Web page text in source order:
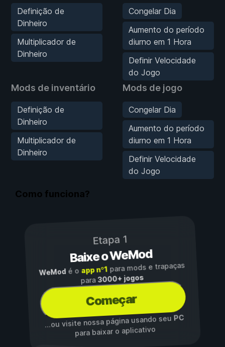
Definição de
Dinheiro
Multiplicador de
Dinheiro
Congelar Dia
Aumento do período
diurno em 1 Hora
Definir Velocidade
do Jogo
Mods de inventário
Definição de
Dinheiro
Multiplicador de
Dinheiro
Mods de jogo
Congelar Dia
Aumento do período
diurno em 1 Hora
Definir Velocidade
do Jogo
Como funciona?
Etapa 1
Baixe o WeMod
WeModé o app nº1para mods e trapaças
para3000+ jogos
Começar
...ou visite nossa página usando seuPC
para baixar o aplicativo